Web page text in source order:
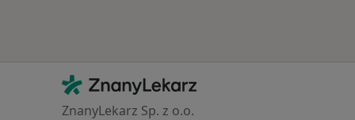
Kontakt
ZnanyLekarz - Strona główna
ZnanyLekarz Sp. z o.o.